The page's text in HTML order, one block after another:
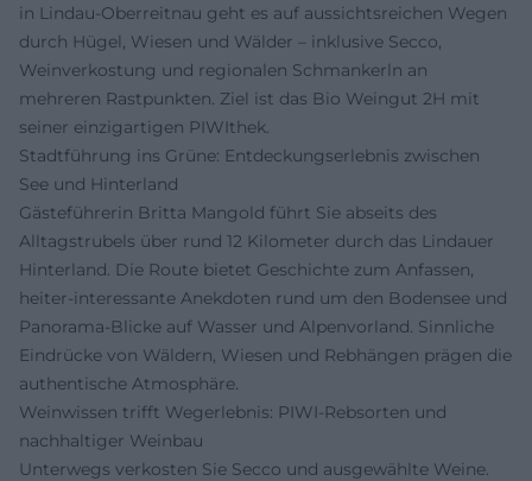
in Lindau-Oberreitnau geht es auf aussichtsreichen Wegen
durch Hügel, Wiesen und Wälder – inklusive Secco,
Weinverkostung und regionalen Schmankerln an
mehreren Rastpunkten. Ziel ist das Bio Weingut 2H mit
seiner einzigartigen PIWIthek.
Stadtführung ins Grüne: Entdeckungserlebnis zwischen
See und Hinterland
Gästeführerin Britta Mangold führt Sie abseits des
Alltagstrubels über rund 12 Kilometer durch das Lindauer
Hinterland. Die Route bietet Geschichte zum Anfassen,
heiter-interessante Anekdoten rund um den Bodensee und
Panorama-Blicke auf Wasser und Alpenvorland. Sinnliche
Eindrücke von Wäldern, Wiesen und Rebhängen prägen die
authentische Atmosphäre.
Weinwissen trifft Wegerlebnis: PIWI-Rebsorten und
nachhaltiger Weinbau
Unterwegs verkosten Sie Secco und ausgewählte Weine.